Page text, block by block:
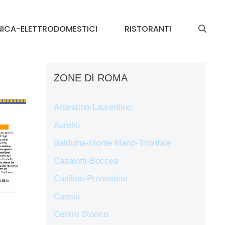
ELETTRODOMESTICI RISTORANTI
ZONE DI ROMA
Ardeatino-Laurentino
Aurelio
Balduina-Monte Mario-Trionfale
Casalotti-Boccea
Casilino-Prenestino
Cassia
Centro Storico